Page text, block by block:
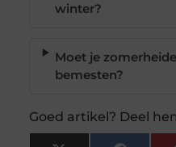
winter?
Moet je
bemesten?
Goed artikel? Deel